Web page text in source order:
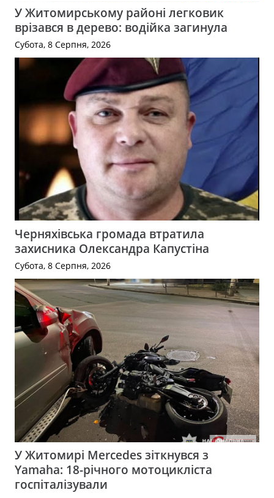
У Житомирському районі легковик
врізався в дерево: водійка загинула
Субота, 8 Серпня, 2026
Черняхівська громада втратила
захисника Олександра Капустіна
Субота, 8 Серпня, 2026
У Житомирі Mercedes зіткнувся з
Yamaha: 18-річного мотоцикліста
госпіталізували